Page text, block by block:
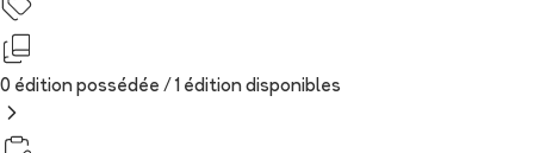
0 édition possédée / 1 édition disponibles